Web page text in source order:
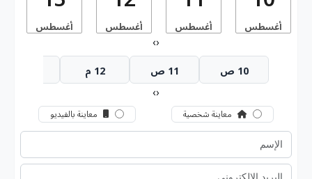
أغسطس أغسطس أغسطس أغسطس
‹
›
10 ص 11 ص 12 م
‹
›
معاينة شخصية معاينة بالفيديو